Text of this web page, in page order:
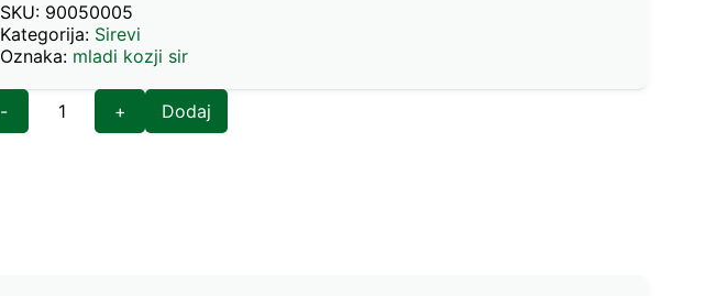
SKU: 90050005
Kategorija: Sirevi
Oznaka: mladi kozji sir
- + Dodaj